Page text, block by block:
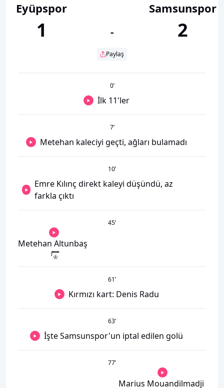
Eyüpspor
1 -
Paylaş
Samsunspor
2
0’
İlk 11'ler
7’
Metehan kaleciyi geçti, ağları bulamadı
10’
Emre Kılınç direkt kaleyi düşündü, az
farkla çıktı
45’
Metehan Altunbaş
61’
Kırmızı kart: Denis Radu
63’
İşte Samsunspor'un iptal edilen golü
77’
Marius Mouandilmadji